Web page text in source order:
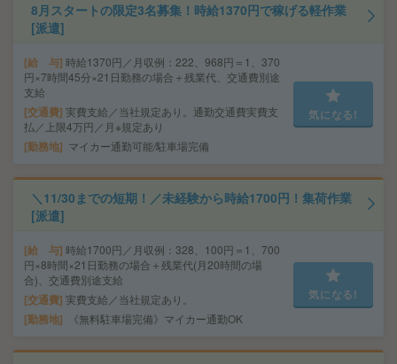
8月スタートの限定3名募集！時給1370円で稼げる軽作業
[派遣]
給 与 時給1370円／月収例：222、968円＝1、370
円×7時間45分×21日勤務の場合＋残業代、交通費別途
支給
交通費 実費支給／当社規定あり。通勤交通費実費支
払／上限4万円／月※規定あり
勤務地 マイカー通勤可能/駐車場完備
気になる!
＼11/30までの短期！／未経験から時給1700円！集荷作業
[派遣]
給 与 時給1700円／月収例：328、100円＝1、700
円×8時間×21日勤務の場合＋残業代(月20時間の場
合)、交通費別途支給
交通費 実費支給／当社規定あり。
勤務地 《無料駐車場完備》マイカー通勤OK
気になる!